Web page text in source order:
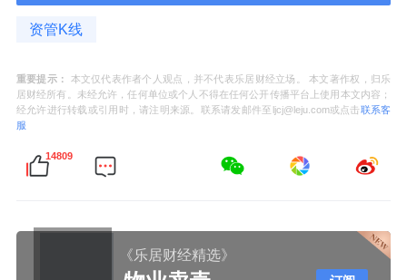
钛（合金）材料全产业链项目”总投资额达72亿
该投资项目仍有22亿元的资金缺口。对此，深
交所还要求安宁股份说明募投项目缺口资金的
平，如发行时公司股价仍保持现有水平，存在
无法募足资金的情形。
资管K线
重要提示：
本文仅代表作者个人观点，并不代表乐居财经立场。 本文著作权，归乐
居财经所有。未经允许，任何单位或个人不得在任何公开传播平台上使用本文内容；
经允许进行转载或引用时，请注明来源。联系请发邮件至ljcj@leju.com或点击联系客
服
14809
《乐居财经精选》